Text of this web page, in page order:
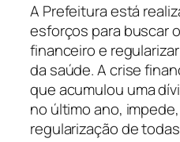
A Prefeitura está
esforços para buscar
financeiro e
da saúde. A crise
que acumulou uma
no último ano,
regularização de